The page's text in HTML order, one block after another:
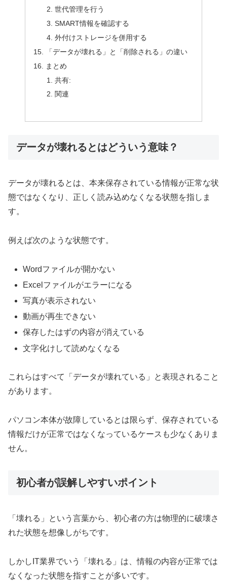
世代管理を行う
SMART情報を確認する
外付けストレージを併用する
「データが壊れる」と「削除される」の違い
まとめ
共有:
関連
データが壊れるとはどういう意味？
データが壊れるとは、本来保存されている情報が正常な状
態ではなくなり、正しく読み込めなくなる状態を指しま
す。
例えば次のような状態です。
Wordファイルが開かない
Excelファイルがエラーになる
写真が表示されない
動画が再生できない
保存したはずの内容が消えている
文字化けして読めなくなる
これらはすべて「データが壊れている」と表現されること
があります。
パソコン本体が故障しているとは限らず、保存されている
情報だけが正常ではなくなっているケースも少なくありま
せん。
初心者が誤解しやすいポイント
「壊れる」という言葉から、初心者の方は物理的に破壊さ
れた状態を想像しがちです。
しかしIT業界でいう「壊れる」は、情報の内容が正常では
なくなった状態を指すことが多いです。